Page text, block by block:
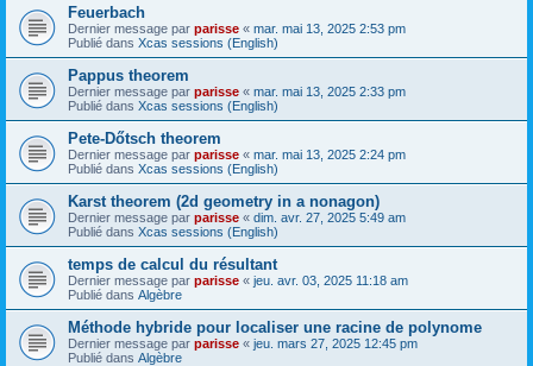
Feuerbach
Dernier message par parisse « mar. mai 13, 2025 2:53 pm
Publié dans Xcas sessions (English)
Pappus theorem
Dernier message par parisse « mar. mai 13, 2025 2:33 pm
Publié dans Xcas sessions (English)
Pete-Dőtsch theorem
Dernier message par parisse « mar. mai 13, 2025 2:24 pm
Publié dans Xcas sessions (English)
Karst theorem (2d geometry in a nonagon)
Dernier message par parisse « dim. avr. 27, 2025 5:49 am
Publié dans Xcas sessions (English)
temps de calcul du résultant
Dernier message par parisse « jeu. avr. 03, 2025 11:18 am
Publié dans Algèbre
Méthode hybride pour localiser une racine de polynome
Dernier message par parisse « jeu. mars 27, 2025 12:45 pm
Publié dans Algèbre